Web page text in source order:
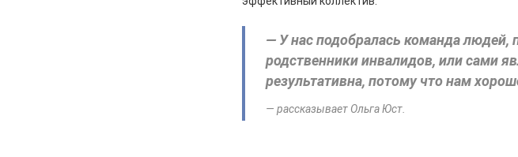
— У нас подобралась команда
родственники инвалидов, или сами
результативна, потому что нам
— рассказывает Ольга Юст.